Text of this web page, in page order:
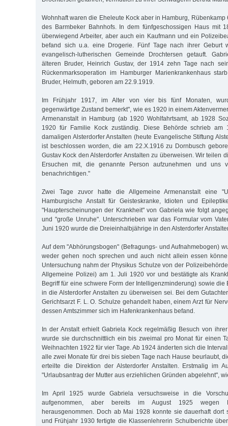
Wohnhaft waren die Eheleute Kock aber in Hamburg, Rübenkamp
des Barmbeker Bahnhofs. In dem fünfgeschossigen Haus mit
überwiegend Arbeiter, aber auch ein Kaufmann und ein
befand sich u.a. eine Drogerie. Fünf Tage nach ihrer Geburt
evangelisch-lutherischen Gemeinde Drochtersen getauft.
älteren Bruder, Heinrich Gustav, der 1914 zehn Tage nach
Rückenmarksoperation im Hamburger Marienkrankenhaus
Bruder, Helmuth, geboren am 22.9.1919.
Im Frühjahr 1917, im Alter von vier bis fünf Monaten,
gegenwärtige Zustand bemerkt", wie es 1920 in einem
Armenanstalt in Hamburg (ab 1920 Wohlfahrtsamt, ab 1928
1920 für Familie Kock zuständig. Diese Behörde schrieb
damaligen Alsterdorfer Anstalten (heute Evangelische Stiftung
ist beschlossen worden, die am 22.X.1916 zu Dornbusch
Gustav Kock den Alsterdorfer Anstalten zu überweisen. Wir teilen
Ersuchen mit, die genannte Person aufzunehmen und uns
benachrichtigen."
Zwei Tage zuvor hatte die Allgemeine Armenanstalt eine
Hamburgische Anstalt für Geisteskranke, Idioten und
"Haupterscheinungen der Krankheit" von Gabriela wie folgt
und "große Unruhe". Unterschrieben war das Formular vom
Juni 1920 wurde die Dreieinhalbjährige in den Alsterdorfer
Auf dem "Abhörungsbogen" (Befragungs- und Aufnahmebogen)
weder gehen noch sprechen und auch nicht allein essen
Untersuchung nahm der Physikus Schulze von der
Allgemeine Polizei) am 1. Juli 1920 vor und bestätigte als
Begriff für eine schwere Form der Intelligenzminderung) sowie die
in die Alsterdorfer Anstalten zu überweisen sei. Bei dem
Gerichtsarzt F. L. O. Schulze gehandelt haben, einem Arzt für
dessen Amtszimmer sich im Hafenkrankenhaus befand.
In der Anstalt erhielt Gabriela Kock regelmäßig Besuch von
wurde sie durchschnittlich ein bis zweimal pro Monat für einen
Weihnachten 1922 für vier Tage. Ab 1924 änderten sich die
alle zwei Monate für drei bis sieben Tage nach Hause beurlaubt,
erteilte die Direktion der Alsterdorfer Anstalten. Erstmalig im
"Urlaubsantrag der Mutter aus erziehlichen Gründen abgelehnt",
Im April 1925 wurde Gabriela versuchsweise in die
aufgenommen, aber bereits im August 1925 wegen
herausgenommen. Doch ab Mai 1928 konnte sie dauerhaft dort
und Frühjahr 1930 fertigte die Klassenlehrerin Schulberichte